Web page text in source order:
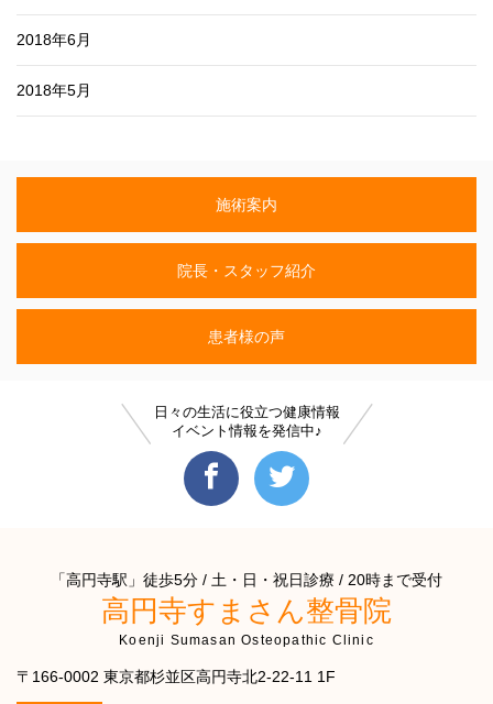
2018年6月
2018年5月
施術案内
院長・スタッフ紹介
患者様の声
日々の生活に役立つ健康情報
イベント情報を発信中♪
「高円寺駅」徒歩5分 / 土・日・祝日診療 / 20時まで受付
高円寺すまさん整骨院
Koenji Sumasan Osteopathic Clinic
〒166-0002 東京都杉並区高円寺北2-22-11 1F